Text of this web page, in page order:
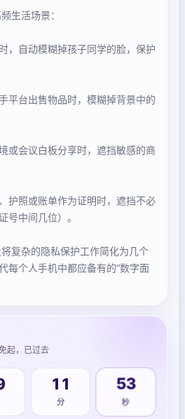
生活场景：
，自动模糊掉孩子同学的脸，保护
平台出售物品时，模糊掉背景中的
或会议白板分享时，遮挡敏感的商
护照或账单作为证明时，遮挡不必
号中间几位）。
复杂的隐私保护工作简化为几个
每个人手机中都应备有的“数字面
起，已过去
11
分
53
秒